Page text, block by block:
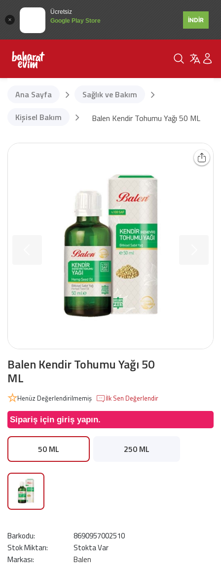
Ücretsiz
Google Play Store
İNDİR
Ana Sayfa
Sağlık ve Bakım
Kişisel Bakım
Balen Kendir Tohumu Yağı 50 ML
Balen Kendir Tohumu Yağı 50
ML
Henüz Değerlendirilmemiş İlk Sen Değerlendir
Sipariş için giriş yapın.
50 ML 250 ML
Barkodu:
8690957002510
Stok Miktarı:
Stokta Var
Markası:
Balen